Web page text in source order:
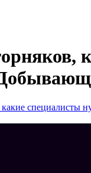
специалисты